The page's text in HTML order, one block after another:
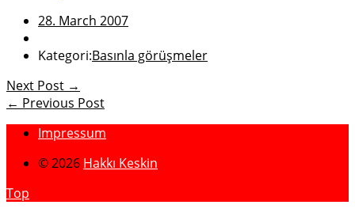
28. March 2007
Kategori:Basınla görüşmeler
Next Post →
← Previous Post
Impressum
© 2026 Hakkı Keskin
Top